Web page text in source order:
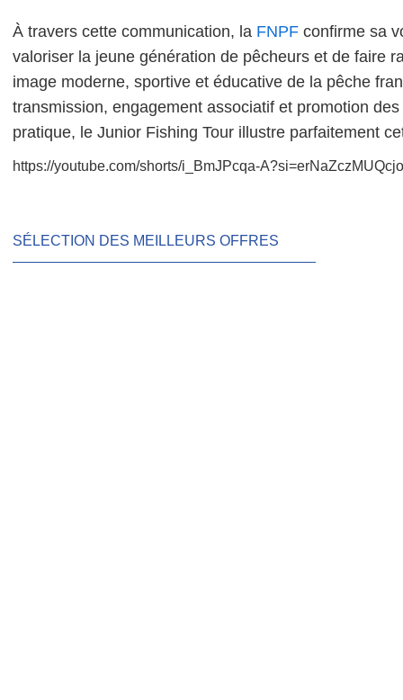
À travers cette communication, la FNPF confirme sa
valoriser la jeune génération de pêcheurs et de faire
image moderne, sportive et éducative de la pêche
transmission, engagement associatif et promotion
pratique, le Junior Fishing Tour illustre parfaitement
https://youtube.com/shorts/i_BmJPcqa-
SÉLECTION DES MEILLEURS OFFRES